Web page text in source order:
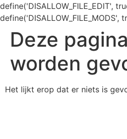
define('DISALLOW_FILE_EDIT',
define('DISALLOW_FILE_MODS',
Deze
worden
Het lijkt erop dat er niets is